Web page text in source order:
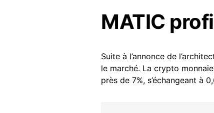
MATIC
Suite à l’annonce de
le marché. La crypto
près de 7%, s’échangeant à